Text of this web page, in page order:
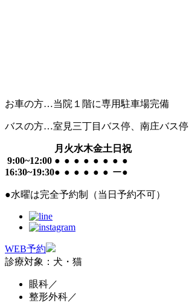
お車の方…当院１階に専用駐車場完備
バスの方…室見三丁目バス停、南庄バス停
月 火水木金土 日祝
9:00~12:00 ● ● ● ● ● ● ● ●
16:30~19:30● ● ● ● ● ● ー●
●水曜は完全予約制（当日予約不可）
WEB予約
診療対象：犬・猫
眼科／
整形外科／